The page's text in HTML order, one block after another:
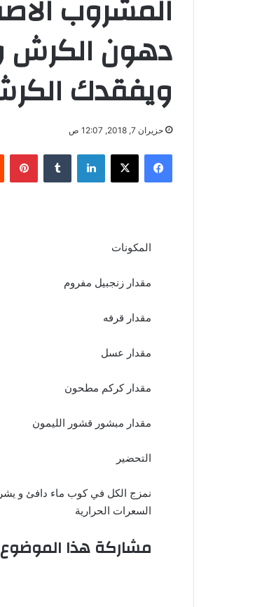
المشروب
دهون الكرش
ويفقدك
حزيران 7, 2018, 12:07 ص
فيسبوك لينكدإن بينتيريست
المكونات
مقدار زنجبيل مفروم
مقدار قرفه
مقدار عسل
مقدار كركم مطحون
مقدار مبشور قشور الليمون
التحضير
السعرات الحرارية
مشاركة هذا